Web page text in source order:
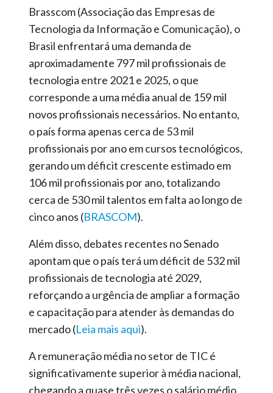
Brasscom (Associação das Empresas de
Tecnologia da Informação e Comunicação), o
Brasil enfrentará uma demanda de
aproximadamente 797 mil profissionais de
tecnologia entre 2021 e 2025, o que
corresponde a uma média anual de 159 mil
novos profissionais necessários. No entanto,
o país forma apenas cerca de 53 mil
profissionais por ano em cursos tecnológicos,
gerando um déficit crescente estimado em
106 mil profissionais por ano, totalizando
cerca de 530 mil talentos em falta ao longo de
cinco anos (BRASCOM).
Além disso, debates recentes no Senado
apontam que o país terá um déficit de 532 mil
profissionais de tecnologia até 2029,
reforçando a urgência de ampliar a formação
e capacitação para atender às demandas do
mercado (Leia mais aqui).
A remuneração média no setor de TIC é
significativamente superior à média nacional,
chegando a quase três vezes o salário médio